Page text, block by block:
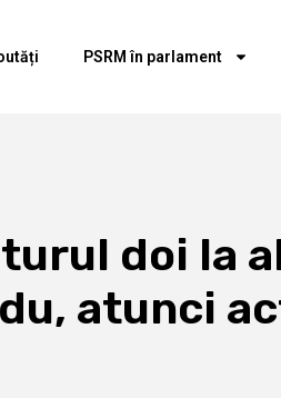
PSRM în parlament
turul doi
atunci